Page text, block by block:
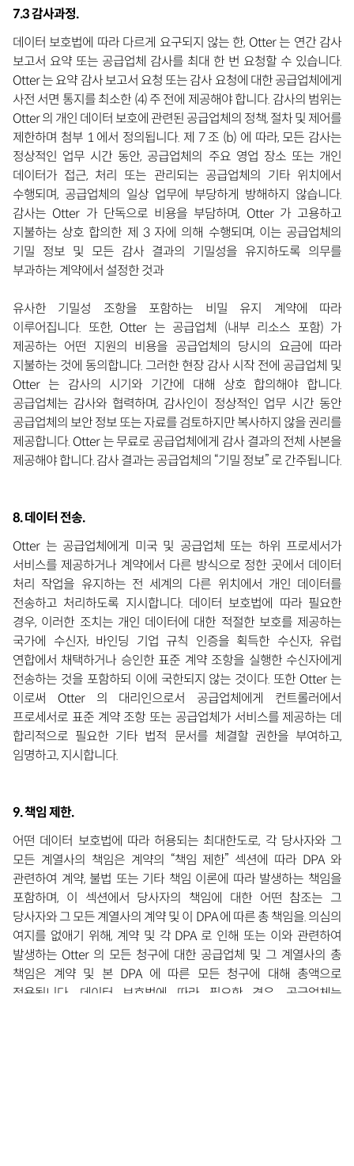
7.3 감사과정.
데이터 보호법에 따라 다르게 요구되지 않는 한, Otter 는 연간 감사
보고서 요약 또는 공급업체 감사를 최대 한 번 요청할 수 있습니다.
Otter 는 요약 감사 보고서 요청 또는 감사 요청에 대한 공급업체에게
사전 서면 통지를 최소한 (4) 주 전에 제공해야 합니다. 감사의 범위는
Otter 의 개인 데이터 보호에 관련된 공급업체의 정책, 절차 및 제어를
제한하며 첨부 1 에서 정의됩니다. 제 7 조 (b) 에 따라, 모든 감사는
정상적인 업무 시간 동안, 공급업체의 주요 영업 장소 또는 개인
데이터가 접근, 처리 또는 관리되는 공급업체의 기타 위치에서
수행되며, 공급업체의 일상 업무에 부당하게 방해하지 않습니다.
감사는 Otter 가 단독으로 비용을 부담하며, Otter 가 고용하고
지불하는 상호 합의한 제 3 자에 의해 수행되며, 이는 공급업체의
기밀 정보 및 모든 감사 결과의 기밀성을 유지하도록 의무를
부과하는 계약에서 설정한 것과
유사한 기밀성 조항을 포함하는 비밀 유지 계약에 따라
이루어집니다. 또한, Otter 는 공급업체 (내부 리소스 포함) 가
제공하는 어떤 지원의 비용을 공급업체의 당시의 요금에 따라
지불하는 것에 동의합니다. 그러한 현장 감사 시작 전에 공급업체 및
Otter 는 감사의 시기와 기간에 대해 상호 합의해야 합니다.
공급업체는 감사와 협력하며, 감사인이 정상적인 업무 시간 동안
공급업체의 보안 정보 또는 자료를 검토하지만 복사하지 않을 권리를
제공합니다. Otter 는 무료로 공급업체에게 감사 결과의 전체 사본을
제공해야 합니다. 감사 결과는 공급업체의 “기밀 정보” 로 간주됩니다.
8. 데이터 전송.
Otter 는 공급업체에게 미국 및 공급업체 또는 하위 프로세서가
서비스를 제공하거나 계약에서 다른 방식으로 정한 곳에서 데이터
처리 작업을 유지하는 전 세계의 다른 위치에서 개인 데이터를
전송하고 처리하도록 지시합니다. 데이터 보호법에 따라 필요한
경우, 이러한 조치는 개인 데이터에 대한 적절한 보호를 제공하는
국가에 수신자, 바인딩 기업 규칙 인증을 획득한 수신자, 유럽
연합에서 채택하거나 승인한 표준 계약 조항을 실행한 수신자에게
전송하는 것을 포함하되 이에 국한되지 않는 것이다. 또한 Otter 는
이로써 Otter 의 대리인으로서 공급업체에게 컨트롤러에서
프로세서로 표준 계약 조항 또는 공급업체가 서비스를 제공하는 데
합리적으로 필요한 기타 법적 문서를 체결할 권한을 부여하고,
임명하고, 지시합니다.
9. 책임 제한.
어떤 데이터 보호법에 따라 허용되는 최대한도로, 각 당사자와 그
모든 계열사의 책임은 계약의 “책임 제한” 섹션에 따라 DPA 와
관련하여 계약, 불법 또는 기타 책임 이론에 따라 발생하는 책임을
포함하며, 이 섹션에서 당사자의 책임에 대한 어떤 참조는 그
당사자와 그 모든 계열사의 계약 및 이 DPA 에 따른 총 책임을. 의심의
여지를 없애기 위해, 계약 및 각 DPA 로 인해 또는 이와 관련하여
발생하는 Otter 의 모든 청구에 대한 공급업체 및 그 계열사의 총
책임은 계약 및 본 DPA 에 따른 모든 청구에 대해 총액으로
적용됩니다. 데이터 보호법에 따라 필요한 경우, 공급업체는